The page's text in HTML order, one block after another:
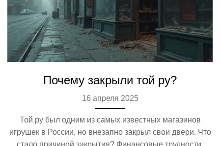
Почему закрыли той ру?
16 апреля 2025
Той.ру был одним из самых известных магазинов
игрушек в России, но внезапно закрыл свои двери. Что
стало причиной закрытия? Финансовые трудности,